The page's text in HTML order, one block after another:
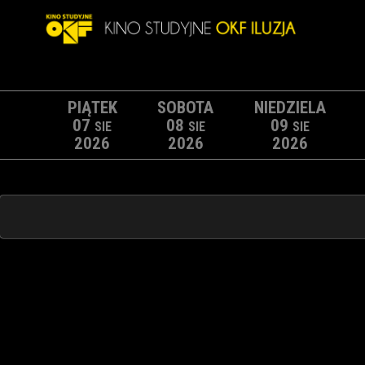
PIĄTEK
07 SIE
2026
SOBOTA
08 SIE
2026
NIEDZIELA
09 SIE
2026